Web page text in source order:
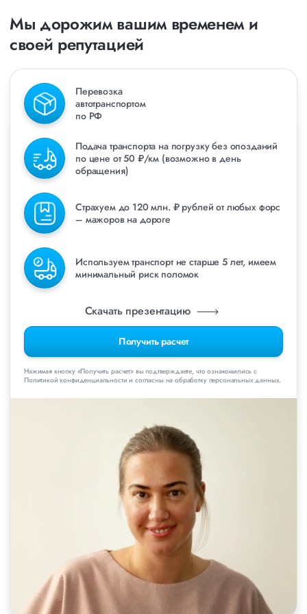
Мы дорожим вашим временем и
своей репутацией
Перевозка
автотранспортом
по РФ
Подача транспорта на погрузку без опозданий
по цене от 50 ₽/км (возможно в день
обращения)
Страхуем до 120 млн. ₽ рублей от любых форс
– мажоров на дороге
Используем транспорт не старше 5 лет, имеем
минимальный риск поломок
Получить расчет
Скачать презентацию
Нажимая кнопку «Получить расчет» вы подтверждаете, что ознакомились с
Политикой конфиденциальности и согласны на обработку персональных данных.